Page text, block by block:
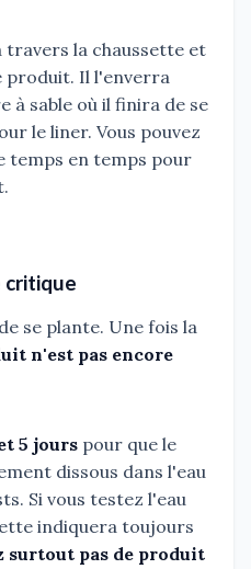
travers la chaussette et
produit. Il l'enverra
sable où il finira de se
le liner. Vous pouvez
temps en temps pour
critique
se plante. Une fois la
n'est pas encore
5 jours pour que le
dissous dans l'eau
Si vous testez l'eau
indiquera toujours
surtout pas de produit